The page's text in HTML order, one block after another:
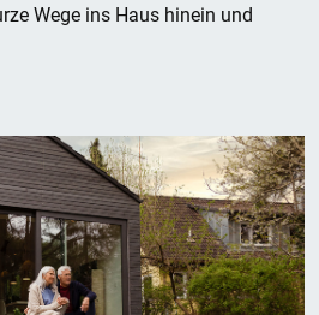
Wege ins Haus hinein und